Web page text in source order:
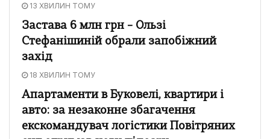
13 ХВИЛИН ТОМУ
Застава 6 млн грн – Ользі
Стефанішиній обрали запобіжний
захід
18 ХВИЛИН ТОМУ
Апартаменти в Буковелі, квартири і
авто: за незаконне збагачення
екскомандувач логістики Повітряних